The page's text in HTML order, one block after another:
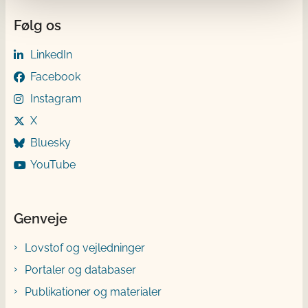
Følg os
LinkedIn
Facebook
Instagram
X
Bluesky
YouTube
Genveje
Lovstof og vejledninger
Portaler og databaser
Publikationer og materialer